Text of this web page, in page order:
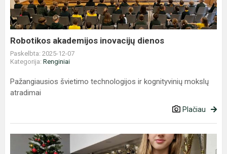
Robotikos akademijos inovacijų dienos
Paskelbta: 2025-12-07
Kategorija: Renginiai
Pažangiausios švietimo technologijos ir kognityvinių mokslų
atradimai
Plačiau
Advento
simbolis